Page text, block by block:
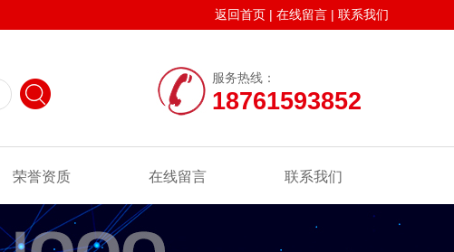
返回首页 | 在线留言 | 联系我们
服务热线：
18761593852
荣誉资质 在线留言 联系我们